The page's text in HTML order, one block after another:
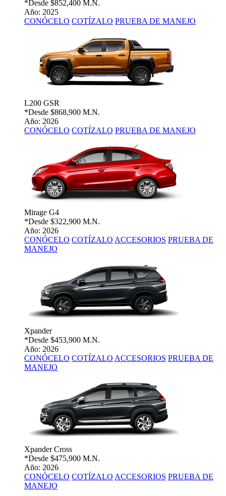
*Desde $852,400 M.N.
Año: 2025
CONÓCELO COTÍZALO PRUEBA DE MANEJO
L200 GSR
*Desde $868,900 M.N.
Año: 2026
CONÓCELO COTÍZALO PRUEBA DE MANEJO
Mirage G4
*Desde $322,900 M.N.
Año: 2026
CONÓCELO COTÍZALO ACCESORIOS PRUEBA DE
MANEJO
Xpander
*Desde $453,900 M.N.
Año: 2026
CONÓCELO COTÍZALO ACCESORIOS PRUEBA DE
MANEJO
Xpander Cross
*Desde $475,900 M.N.
Año: 2026
CONÓCELO COTÍZALO ACCESORIOS PRUEBA DE
MANEJO